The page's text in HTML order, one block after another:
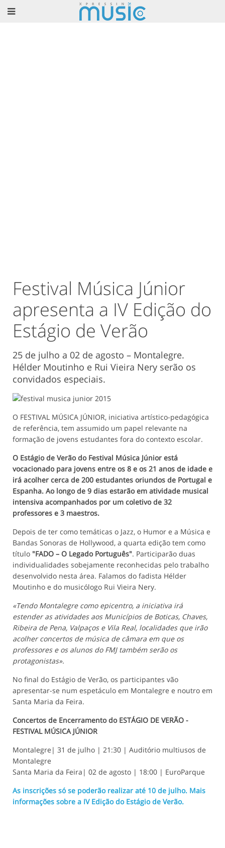
Festival Música Júnior
apresenta a IV Edição do
Estágio de Verão
25 de julho a 02 de agosto – Montalegre.
Hélder Moutinho e Rui Vieira Nery serão os
convidados especiais.
O FESTIVAL MÚSICA JÚNIOR, iniciativa artístico-pedagógica
de referência, tem assumido um papel relevante na
formação de jovens estudantes fora do contexto escolar.
O Estágio de Verão do Festival Música Júnior está
vocacionado para jovens entre os 8 e os 21 anos de idade e
irá acolher cerca de 200 estudantes oriundos de Portugal e
Espanha. Ao longo de 9 dias estarão em atividade musical
intensiva acompanhados por um coletivo de 32
professores e 3 maestros.
Depois de ter como temáticas o Jazz, o Humor e a Música e
Bandas Sonoras de Hollywood, a quarta edição tem como
título "FADO – O Legado Português". Participarão duas
individualidades sobejamente reconhecidas pelo trabalho
desenvolvido nesta área. Falamos do fadista Hélder
Moutinho e do musicólogo Rui Vieira Nery.
«Tendo Montalegre como epicentro, a iniciativa irá
estender as atividades aos Municípios de Boticas, Chaves,
Ribeira de Pena, Valpaços e Vila Real, localidades que irão
acolher concertos de música de câmara em que os
professores e os alunos do FMJ também serão os
protagonistas».
No final do Estágio de Verão, os participantes vão
apresentar-se num espetáculo em Montalegre e noutro em
Santa Maria da Feira.
Concertos de Encerramento do ESTÁGIO DE VERÃO -
FESTIVAL MÚSICA JÚNIOR
Montalegre| 31 de julho | 21:30 | Auditório multiusos de
Montalegre
Santa Maria da Feira| 02 de agosto | 18:00 | EuroParque
As inscrições só se poderão realizar até 10 de julho. Mais
informações sobre a IV Edição do Estágio de Verão.